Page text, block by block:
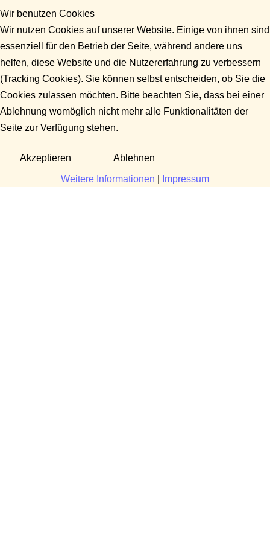
Wir benutzen Cookies
Wir nutzen Cookies auf unserer Website. Einige von ihnen sind
essenziell für den Betrieb der Seite, während andere uns
helfen, diese Website und die Nutzererfahrung zu verbessern
(Tracking Cookies). Sie können selbst entscheiden, ob Sie die
Cookies zulassen möchten. Bitte beachten Sie, dass bei einer
Ablehnung womöglich nicht mehr alle Funktionalitäten der
Seite zur Verfügung stehen.
Akzeptieren Ablehnen
Weitere Informationen Impressum